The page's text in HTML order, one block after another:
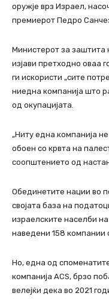
оружје врз Израел,
премиерот Педро
Министерот за заштита
изјави претходно оваа
ги искористи „сите
ниедна компанија што
од окупацијата.
„Ниту една компанија
обоен со крвта на
соопштението од
Обединетите нации во
својата база на
израелските населби
наведени 158 компании
Но, една од
компанија ACS, брзо
велејќи дека во 2021